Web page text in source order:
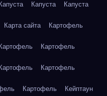
Капуста Капуста Капуста
Карта сайта Картофель
Картофель Картофель
Картофель Картофель
Картофель Кейптаун